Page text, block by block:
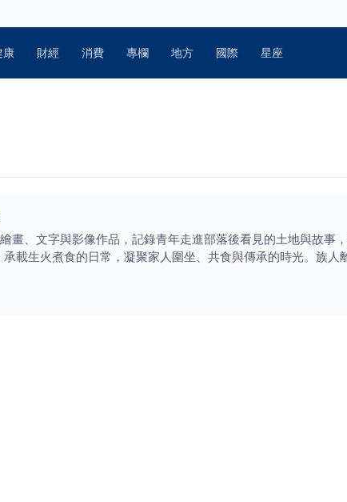
康 財經 消費 專欄 地方 國際 星座
畫、文字與影像作品，記錄青年走進部落後看見的土地與故事
載生火煮食的日常，凝聚家人圍坐、共食與傳承的時光。族人